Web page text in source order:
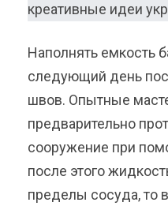
Наполнять емкость
следующий день
швов. Опытные
предварительно
сооружение при
после этого
пределы сосуда, то